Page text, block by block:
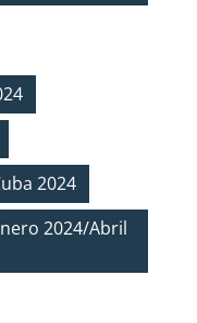
2024
2024/Abril